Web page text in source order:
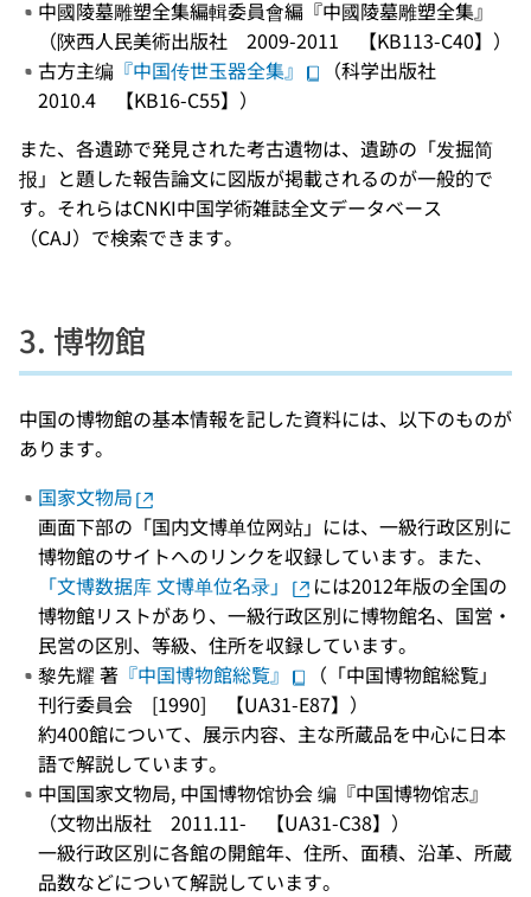
中國陵墓雕塑全集編輯委員會編『中國陵墓雕塑全集』
（陝西人民美術出版社 2009-2011 【KB113-C40】）
古方主编 『中国传世玉器全集』
（科学出版社
2010.4 【KB16-C55】）
また、各遺跡で発見された考古遺物は、遺跡の「发掘简
报」と題した報告論文に図版が掲載されるのが一般的で
す。それらはCNKI中国学術雑誌全文データベース
（CAJ）で検索できます。
3. 博物館
中国の博物館の基本情報を記した資料には、以下のものが
あります。
国家文物局
画面下部の「国内文博单位网站」には、一級行政区別に
博物館のサイトへのリンクを収録しています。また、
「文博数据库 文博单位名录」
には2012年版の全国の
博物館リストがあり、一級行政区別に博物館名、国営・
民営の区別、等級、住所を収録しています。
黎先耀 著 『中国博物館総覧』
（「中国博物館総覧」
刊行委員会 [1990] 【UA31-E87】）
約400館について、展示内容、主な所蔵品を中心に日本
語で解説しています。
中国国家文物局, 中国博物馆协会 编『中国博物馆志』
（文物出版社 2011.11- 【UA31-C38】）
一級行政区別に各館の開館年、住所、面積、沿革、所蔵
品数などについて解説しています。